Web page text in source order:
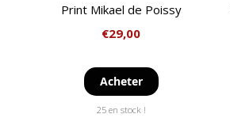
Print Mikael de Poissy
€29,00
Acheter
25 en stock !